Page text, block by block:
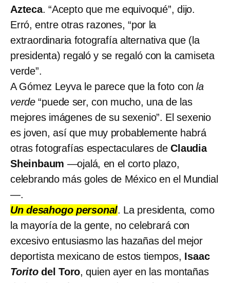
Azteca. “Acepto que me equivoqué”, dijo.
Erró, entre otras razones, “por la
extraordinaria fotografía alternativa que (la
presidenta) regaló y se regaló con la camiseta
verde”.
A Gómez Leyva le parece que la foto conla
verde “puede ser, con mucho, una de las
mejores imágenes de su sexenio”. El sexenio
es joven, así que muy probablemente habrá
otras fotografías espectaculares deClaudia
Sheinbaum —ojalá, en el corto plazo,
celebrando más goles de México en el Mundial
—.
Un desahogo personal. La presidenta, como
la mayoría de la gente, no celebrará con
excesivo entusiasmo las hazañas del mejor
deportista mexicano de estos tiempos, Isaac
Toritodel Toro, quien ayer en las montañas